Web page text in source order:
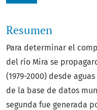
Resumen
Para determinar el
del río Mira se
(1979-2000) desde
de la base de datos
segunda fue generada